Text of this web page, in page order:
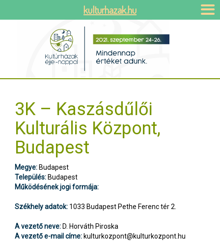
3K – Kaszásdűlői
Kulturális Központ,
Budapest
Megye: Budapest
Település: Budapest
Működésének jogi formája:
Székhely adatok: 1033 Budapest Pethe Ferenc tér 2.
A vezető neve: D. Horváth Piroska
A vezető e-mail címe: kulturkozpont@kulturkozpont.hu
kulturhazak.hu